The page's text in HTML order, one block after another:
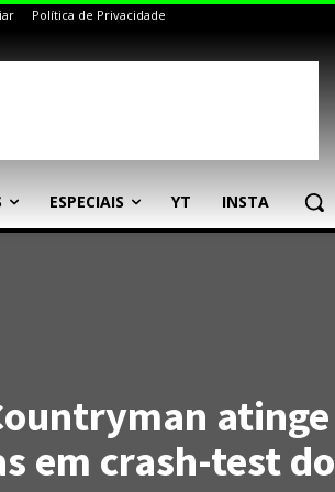
Política de Privacidade
ESPECIAIS YT INSTA
atinge
em crash-test do